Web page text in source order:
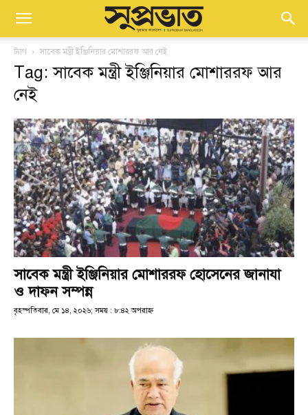
ট্যাগ সাবেক মন্ত্রী ইঞ্জিনিয়ার মোশাররফ আর নেই
Tag: সাবেক মন্ত্রী ইঞ্জিনিয়ার মোশাররফ আর
নেই
সাবেক মন্ত্রী ইঞ্জিনিয়ার মোশাররফ হোসেনের জানাযা
ও দাফন সম্পন্ন
বৃহস্পতিবার, মে ১৪, ২০২৬; সময় : ৮:৪২ অপরাহ্ণ